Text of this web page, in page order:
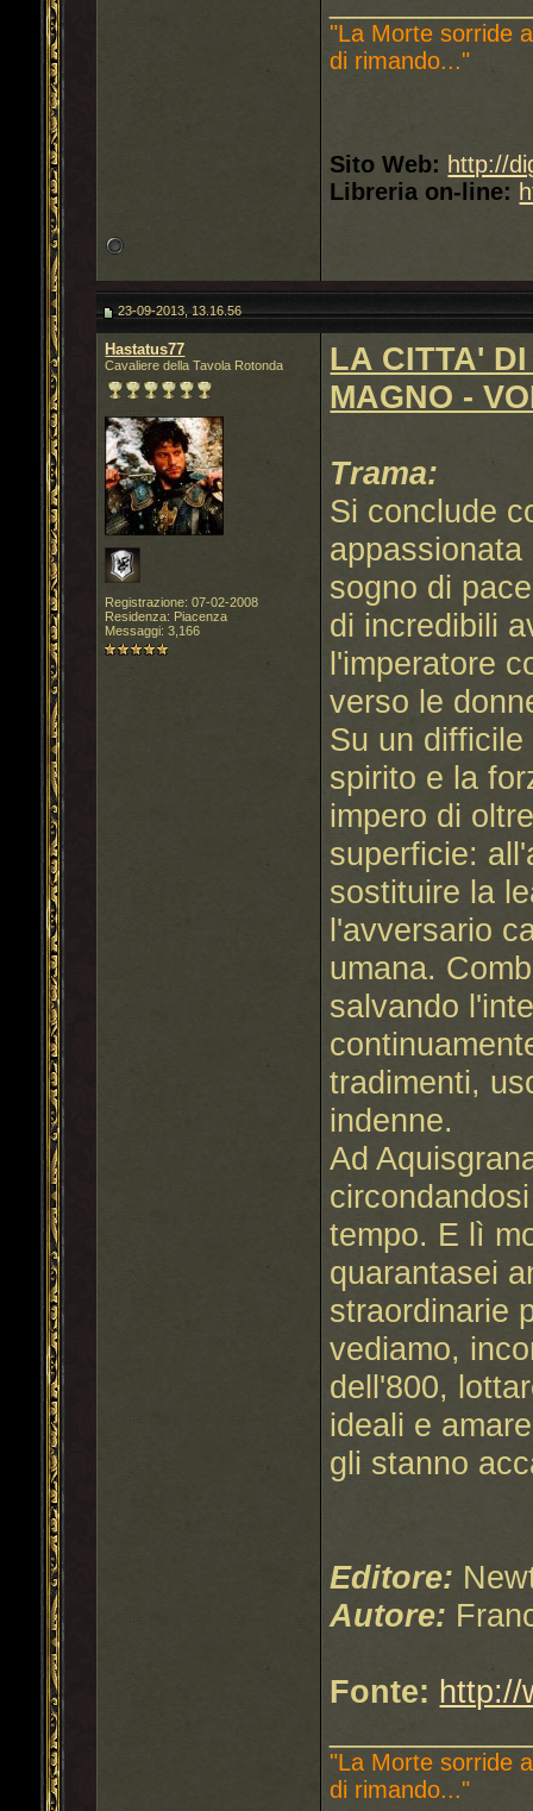
"La Morte sorride
di rimando..."
Sito Web: http://
Libreria on-line:
23-09-2013, 13.16.56
Hastatus77
Cavaliere della Tavola Rotonda
Registrazione: 07-02-2008
Residenza: Piacenza
Messaggi: 3,166
LA CITTA'
MAGNO -
Trama:
Si conclude
sogno di
di incredibili
l'imperatore
verso le
Su un
spirito e la
impero di
superficie:
sostituire la
l'avversario
umana.
salvando
tradimenti,
indenne.
Ad
tempo. E lì
quarantasei
straordinarie
vediamo,
dell'800,
ideali e
gli stanno
Editore:
Autore:
Fonte: http://
"La Morte sorride
di rimando..."